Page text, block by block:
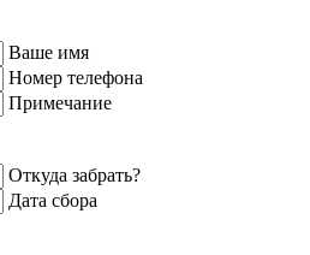
Ваше имя
Номер телефона
Примечание
Откуда забрать?
Дата сбора